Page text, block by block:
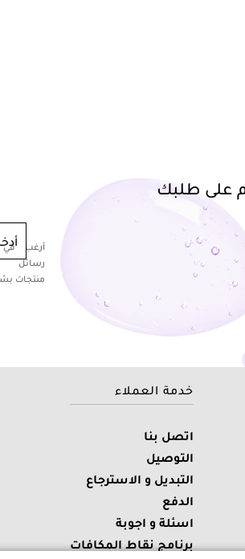
أرغب في
رسائل
منتجات
خدمة العملاء
اتصل بنا
التوصيل
التبديل و الاسترجاع
الدفع
اسئلة و اجوبة
برنامج نقاط المكافات